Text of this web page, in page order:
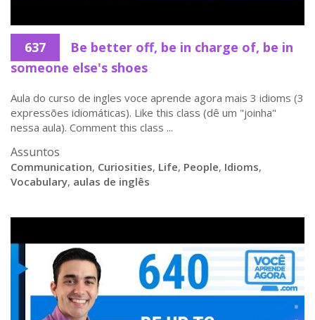
637
Be better off, be in charge of, be in
someone else's shoes
Aula do curso de ingles voce aprende agora mais 3 idioms (3
expressões idiomáticas). Like this class (dê um "joinha"
nessa aula). Comment this class ...
Assuntos
Communication, Curiosities, Life, People, Idioms,
Vocabulary, aulas de inglês